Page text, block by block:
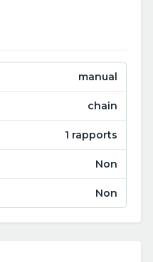
manual
chain
1 rapports
Non
Non